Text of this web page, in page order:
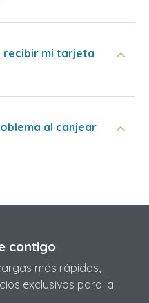
recibir mi tarjeta
al canjear
contigo
más rápidas,
exclusivos para la